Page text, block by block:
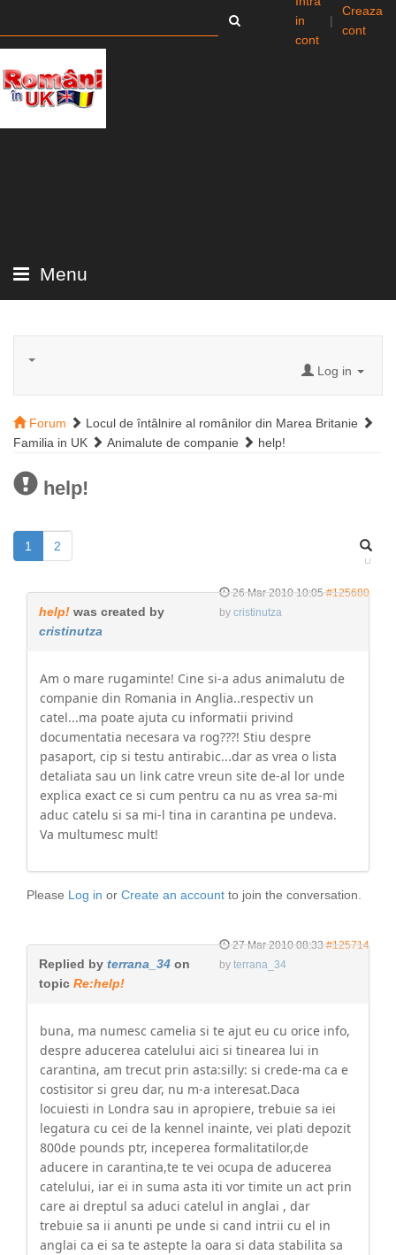
in
cont
|
Creaza
cont
Menu
Log in
Forum
Locul de întâlnire al românilor din Marea Britanie
Familia in UK
Animalute de companie help!
help!
1 2
26 Mar 2010 10:05 #125680
by cristinutza
help! was created by
cristinutza
Am o mare rugaminte! Cine si-a adus animalutu de
companie din Romania in Anglia..respectiv un
catel...ma poate ajuta cu informatii privind
documentatia necesara va rog???! Stiu despre
pasaport, cip si testu antirabic...dar as vrea o lista
detaliata sau un link catre vreun site de-al lor unde
explica exact ce si cum pentru ca nu as vrea sa-mi
aduc catelu si sa mi-l tina in carantina pe undeva.
Va multumesc mult!
Please Log in or Create an account to join the conversation.
27 Mar 2010 08:33 #125714
by terrana_34
Replied by terrana_34 on
topic Re:help!
buna, ma numesc camelia si te ajut eu cu orice info,
despre aducerea catelului aici si tinearea lui in
carantina, am trecut prin asta:silly: si crede-ma ca e
costisitor si greu dar, nu m-a interesat.Daca
locuiesti in Londra sau in apropiere, trebuie sa iei
legatura cu cei de la kennel inainte, vei plati depozit
800de pounds ptr, inceperea formalitatilor,de
aducere in carantina,te te vei ocupa de aducerea
catelului, iar ei in suma asta iti vor timite un act prin
care ai dreptul sa aduci catelul in anglai , dar
trebuie sa ii anunti pe unde si cand intrii cu el in
anglai ca ei sa te astepte la oara si data stabilita sa